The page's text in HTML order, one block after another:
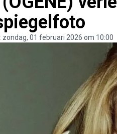
zondag, 01 februari 2026 om 10:00